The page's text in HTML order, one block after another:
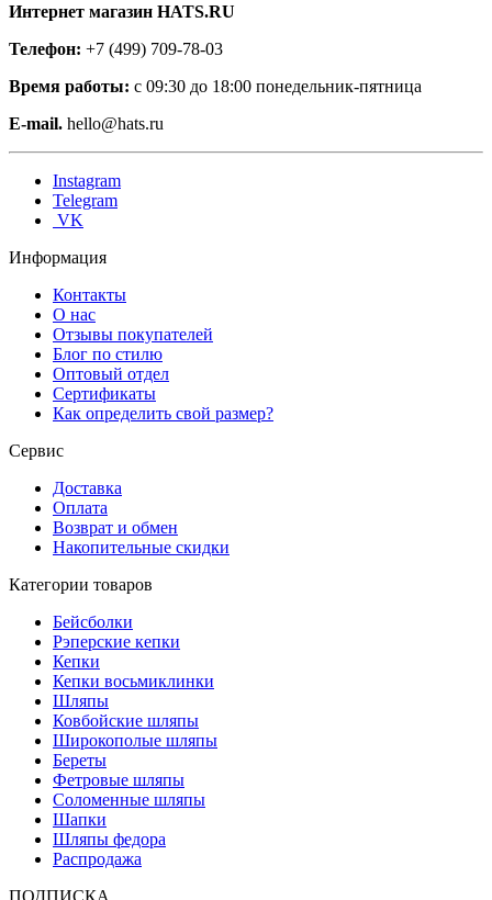
Интернет магазин HATS.RU
Телефон: +7 (499) 709-78-03
Время работы: с 09:30 до 18:00 понедельник-пятница
E-mail. hello@hats.ru
Instagram
Telegram
VK
Информация
Контакты
О нас
Отзывы покупателей
Блог по стилю
Оптовый отдел
Сертификаты
Как определить свой размер?
Сервис
Доставка
Оплата
Возврат и обмен
Накопительные скидки
Категории товаров
Бейсболки
Рэперские кепки
Кепки
Кепки восьмиклинки
Шляпы
Ковбойские шляпы
Широкополые шляпы
Береты
Фетровые шляпы
Соломенные шляпы
Шапки
Шляпы федора
Распродажа
ПОДПИСКА